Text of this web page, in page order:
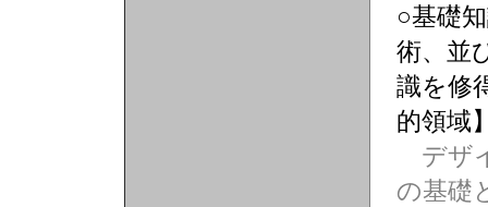
○基礎
術、並
識を修
的領域
デザ
の基礎